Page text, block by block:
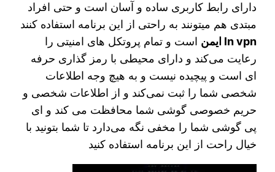
دارای رابط کاربری ساده و آسان است و حتی افراد
مبتدی هم میتونند به راحتی از این برنامه استفاده کنند
ln vpn ایمن
است و تمام پروتکل های امنیتی را
رعایت می‌کند و دارای محیطی با رمز گذاری حرفه
ای است و پیچیده نیست و به هیچ وجه اطلاعات
شخصی شما را ثبت نمی‌کند و از اطلاعات شخصی و
حریم خصوصی گوشی شما محافظت می کند و ای
پی گوشی شما را مخفی نگه می‌دارد تا شما بتونید با
خیال راحت از این برنامه استفاده کنید